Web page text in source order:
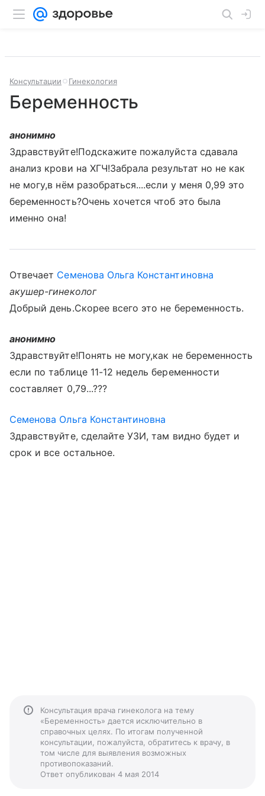
Консультации Гинекология
Беременность
анонимно
Здравствуйте!Подскажите пожалуйста сдавала
анализ крови на ХГЧ!Забрала результат но не как
не могу,в нём разобраться....если у меня 0,99 это
беременность?Очень хочется чтоб это была
именно она!
Отвечает Семенова Ольга Константиновна
акушер-гинеколог
Добрый день.Скорее всего это не беременность.
анонимно
Здравствуйте!Понять не могу,как не беременность
если по таблице 11-12 недель беременности
составляет 0,79...???
Семенова Ольга Константиновна
Здравствуйте, сделайте УЗИ, там видно будет и
срок и все остальное.
Консультация врача гинеколога на тему
«Беременность» дается исключительно в
справочных целях. По итогам полученной
консультации, пожалуйста, обратитесь к врачу, в
том числе для выявления возможных
противопоказаний.
Ответ опубликован 4 мая 2014